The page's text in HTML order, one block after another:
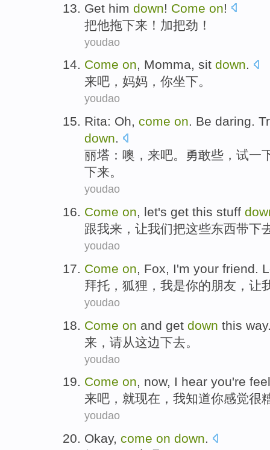
Get him down! Come on!
把他拖下来 ！ 加把劲 ！
youdao
Come on, Momma, sit down.
来吧， 妈妈 ，你坐下。
youdao
Rita: Oh, come on. Be daring.
down.
丽塔 ： 噢 ， 来吧。 勇敢些， 试一
下来。
youdao
Come on, let's get this stuff
跟我来， 让我们把这些东西带下
youdao
Come on, Fox, I'm your friend.
拜托 ， 狐狸 ， 我是你的朋友 ， 让
youdao
Come on and get down this way
来 ，请从这边下去 。
youdao
Come on, now, I hear you're
来吧， 就现在 ， 我知道你感觉很
youdao
Okay, come on down.